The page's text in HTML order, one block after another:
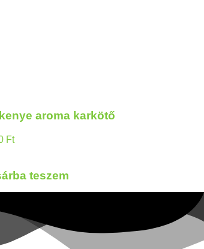
aroma karkötő
Ft
teszem